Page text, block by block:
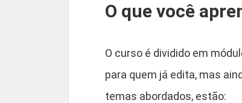
O que você
O curso é dividido em
para quem já edita, mas
temas abordados, estão: